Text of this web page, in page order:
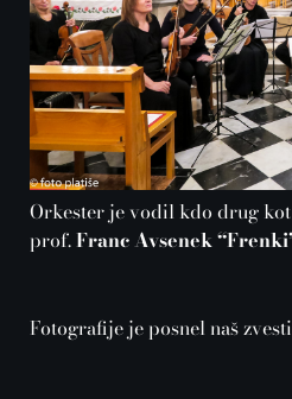
Orkester je vodil kdo drug
prof.Franc Avsenek
Fotografije je posnel naš